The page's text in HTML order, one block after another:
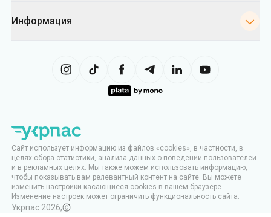
Информация
Сайт использует информацию из файлов «cookies», в частности, в
целях сбора статистики, анализа данных о поведении пользователей
и в рекламных целях. Мы также можем использовать информацию,
чтобы показывать вам релевантный контент на сайте. Вы можете
изменить настройки касающиеся cookies в вашем браузере.
Изменение настроек может ограничить функциональность сайта.
Укрпас 2026,